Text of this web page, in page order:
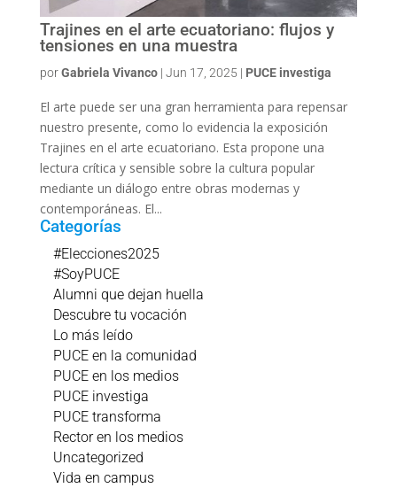
Trajines en el arte ecuatoriano: flujos y
tensiones en una muestra
porGabriela Vivanco| Jun 17, 2025 | PUCE investiga
El arte puede ser una gran herramienta para repensar
nuestro presente, como lo evidencia la exposición
Trajines en el arte ecuatoriano. Esta propone una
lectura crítica y sensible sobre la cultura popular
mediante un diálogo entre obras modernas y
contemporáneas. El...
Categorías
#Elecciones2025
#SoyPUCE
Alumni que dejan huella
Descubre tu vocación
Lo más leído
PUCE en la comunidad
PUCE en los medios
PUCE investiga
PUCE transforma
Rector en los medios
Uncategorized
Vida en campus